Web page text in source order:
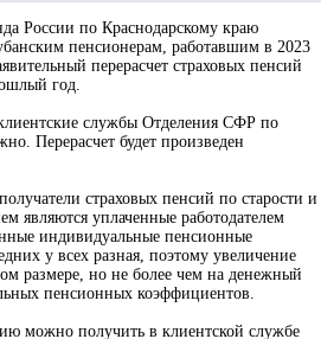
России по Краснодарскому краю
пенсионерам, работавшим в 2023
перерасчет страховых пенсий
год.
службы Отделения СФР по
Перерасчет будет произведен
страховых пенсий по старости и
являются уплаченные работодателем
индивидуальные пенсионные
у всех разная, поэтому увеличение
размере, но не более чем на денежный
пенсионных коэффициентов.
можно получить в клиентской службе